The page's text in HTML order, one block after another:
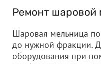
Ремонт шаровой
Шаровая мельница
до нужной фракции.
оборудования при